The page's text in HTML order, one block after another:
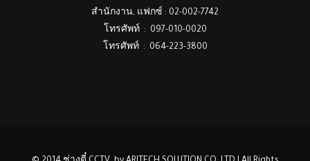
สำนักงาน, แฟกซ์ : 02-002-7742
โทรศัพท์ : 097-010-0020
โทรศัพท์ : 064-223-3800